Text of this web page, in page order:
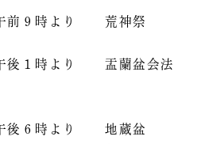
前９時より 荒神祭
後１時より 盂蘭盆会法
後６時より 地蔵盆